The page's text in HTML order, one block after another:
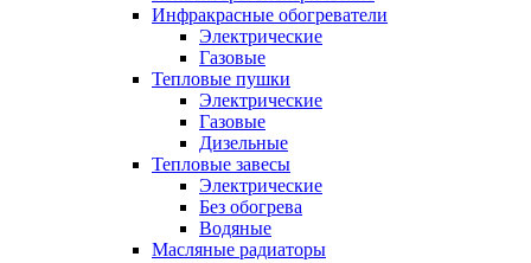
Инфракрасные обогреватели
Электрические
Газовые
Тепловые пушки
Электрические
Газовые
Дизельные
Тепловые завесы
Электрические
Без обогрева
Водяные
Масляные радиаторы